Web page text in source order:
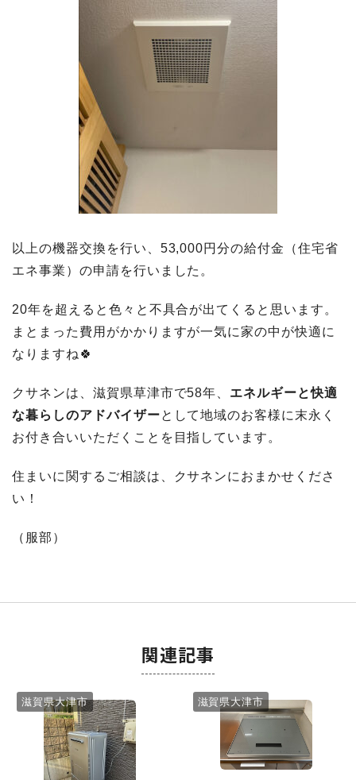
以上の機器交換を行い、53,000円分の給付金（住宅省
エネ事業）の申請を行いました。
20年を超えると色々と不具合が出てくると思います。
まとまった費用がかかりますが一気に家の中が快適に
なりますね🍀
クサネンは、滋賀県草津市で58年、 エネルギーと快適
な暮らしのアドバイザーとして地域のお客様に末永く
お付き合いいただくことを目指しています。
住まいに関するご相談は、クサネンにおまかせくださ
い！
（服部）
関連記事
滋賀県大津市 滋賀県大津市